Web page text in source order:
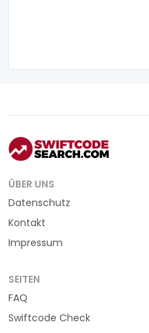
ÜBER UNS
Datenschutz
Kontakt
Impressum
SEITEN
FAQ
Swiftcode Check